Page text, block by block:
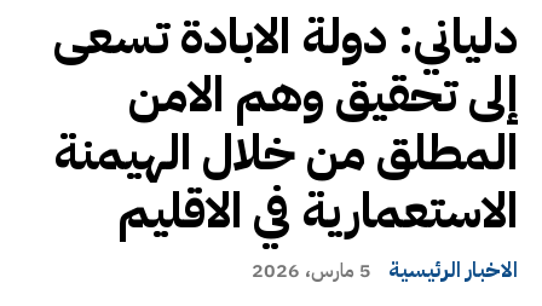
دلياني: دولة الابادة تسعى
إلى تحقيق وهم الامن
المطلق من خلال الهيمنة
الاستعمارية في الاقليم
الاخبار الرئيسية 5 مارس، 2026